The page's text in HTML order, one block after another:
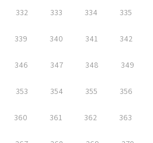
332 333 334 335
339 340 341 342
346 347 348 349
353 354 355 356
360 361 362 363